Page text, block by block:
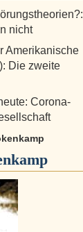
nicht
Amerikanische
Die zweite
Corona-